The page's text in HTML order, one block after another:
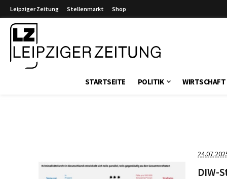
Leipziger Zeitung Stellenmarkt Shop
STARTSEITE POLITIK WIRTSCHAFT
DIW-